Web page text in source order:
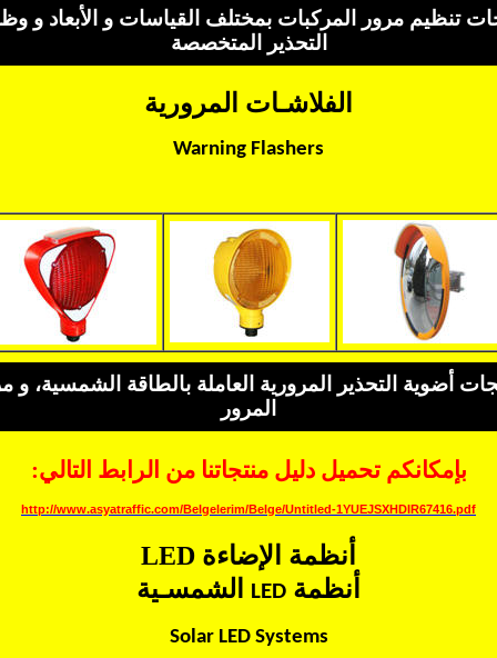
تنظيم مرور المركبات بمختلف القياسات و الأبعاد و
التحذير المتخصصة
الفلاشـات المرورية
Warning Flashers
أضوية التحذير المرورية العاملة بالطاقة الشمسية، و
المرور
بإمكانكم تحميل دليل منتجاتنا من الرابط التالي:
http://www.asyatraffic.com/Belgelerim/Belge/Untitled-1YUEJSXHDIR67416.pdf
أنظمة الإضاءة LED
أنظمة LED الشمسـية
Solar LED Systems